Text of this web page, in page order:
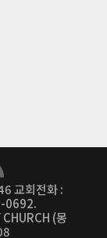
교회전화 :
0692.
(몽